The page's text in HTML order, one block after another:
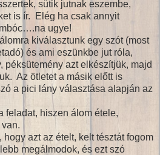
sütik jutnak eszembe,
is ír. Elég ha csak annyit
ugye!
kiválasztunk egy szót (most
és ami eszünkbe jut róla,
péksütemény azt elkészítjük, majd
Az ötletet a másik előtt is
a pici lány választása alapján az
feladat, hiszen álom étele,
hogy azt az ételt, kelt tésztát fogom
megálmodok, és ezt szó